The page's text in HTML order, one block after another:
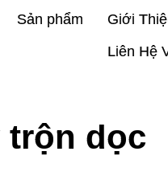
Sản phẩm Giới
Liên Hệ
trộn dọc